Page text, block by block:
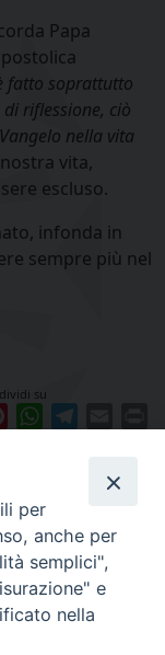
Papa
fatto soprattutto
riflessione, ciò
nella vita
vita,
escluso.
infonda in
sempre più nel
su
PinterestWhatsApp
per
anche per
semplici",
e
nella